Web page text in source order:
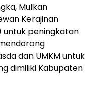
Mulkan
Kerajinan
untuk peningkatan
dan UMKM untuk
dimiliki Kabupaten